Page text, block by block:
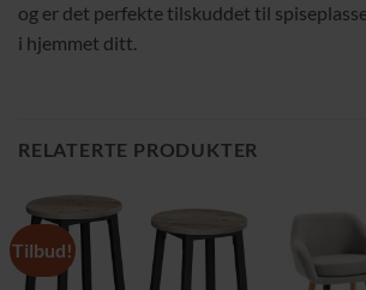
og er det perfekte tilskuddet til
i hjemmet ditt.
RELATERTE PRODUKTER
Tilbud!